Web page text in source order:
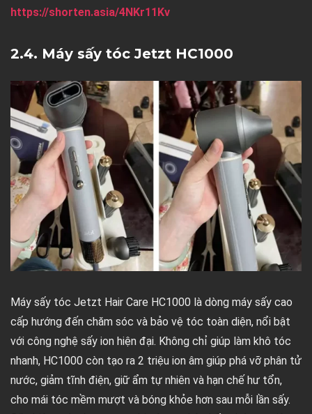
https://shorten.asia/4NKr11Kv
2.4. Máy sấy tóc Jetzt HC1000
Máy sấy tóc Jetzt Hair Care HC1000 là dòng máy sấy cao
cấp hướng đến chăm sóc và bảo vệ tóc toàn diện, nổi bật
với công nghệ sấy ion hiện đại. Không chỉ giúp làm khô tóc
nhanh, HC1000 còn tạo ra 2 triệu ion âm giúp phá vỡ phân tử
nước, giảm tĩnh điện, giữ ẩm tự nhiên và hạn chế hư tổn,
cho mái tóc mềm mượt và bóng khỏe hơn sau mỗi lần sấy.